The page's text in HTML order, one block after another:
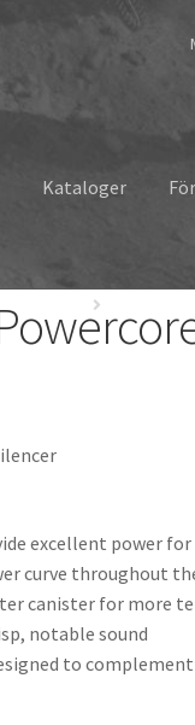
Kataloger
excellent power for
curve throughout
canister for more
notable sound
to complement